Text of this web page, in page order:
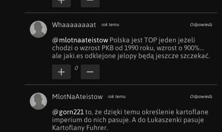
Whaaaaaaaat rok temu Odpowiedz
@mlotnaateistow Polska jest TOP jeden jeżeli
chodzi o wzrost PKB od 1990 roku, wzrost o 900%…
0
MlotNaAteistow rok temu Odpowiedz
@gorn221 to, że dzięki temu określenie kartoflane
imperium do nich pasuje. A do Łukaszenki pasuje
Kartoflany Fuhrer.